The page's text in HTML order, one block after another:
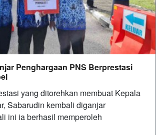
Penghargaan PNS Berprestasi
yang ditorehkan membuat Kepala
Sabarudin kembali diganjar
ini ia berhasil memperoleh